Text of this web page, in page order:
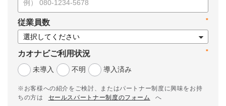
*
従業員数
*
カオナビご利用状況
未導入
不明 導入済み
※お客様への紹介をご検討、またはパートナー制度に興味をお持
ちの方は
セールスパートナー制度のフォーム
へ